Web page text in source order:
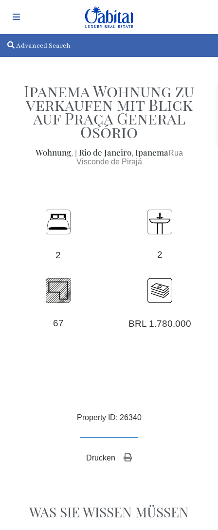
Advanced Search
Ipanema Wohnung zu
verkaufen mit Blick
auf Praça General
Osório
Wohnung, | Rio de Janeiro, Ipanema Rua
Visconde de Pirajá
2 2
67 BRL 1.780.000
Property ID: 26340
Drucken
WAS SIE WISSEN MÜSSEN